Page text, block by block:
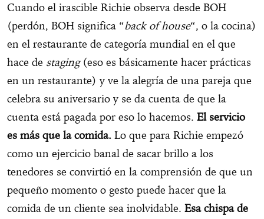
Cuando el irascible Richie observa desde BOH
(perdón, BOH significa “back of house“, o la cocina)
en el restaurante de categoría mundial en el que
hace de staging(eso es básicamente hacer prácticas
en un restaurante) y ve la alegría de una pareja que
celebra su aniversario y se da cuenta de que la
cuenta está pagada por eso lo hacemos. El servicio
es más que la comida. Lo que para Richie empezó
como un ejercicio banal de sacar brillo a los
tenedores se convirtió en la comprensión de que un
pequeño momento o gesto puede hacer que la
comida de un cliente sea inolvidable. Esa chispa de